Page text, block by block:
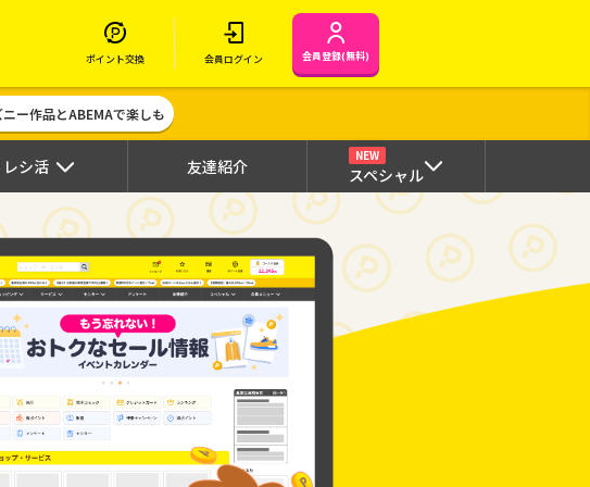
ポイント交換 会員ログイン 会員登録(無料)
ー作品とABEMAで楽しも
レシ活 友達紹介
NEW
スペシャル